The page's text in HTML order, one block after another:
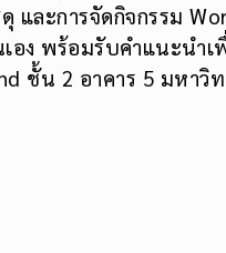
ละการจัดกิจกรรม
อง พร้อมรับคำแนะนำ
ชั้น 2 อาคาร 5 มหาวิ